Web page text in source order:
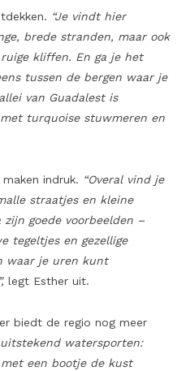
“Je vindt hier
brede stranden, maar ook
kliffen. En ga je het
tussen de bergen waar je
van Guadalest is
turquoise stuwmeren en
indruk. “Overal vind je
straatjes en kleine
goede voorbeelden –
tegeltjes en gezellige
waar je uren kunt
legt Esther uit.
biedt de regio nog meer
watersporten:
een bootje de kust